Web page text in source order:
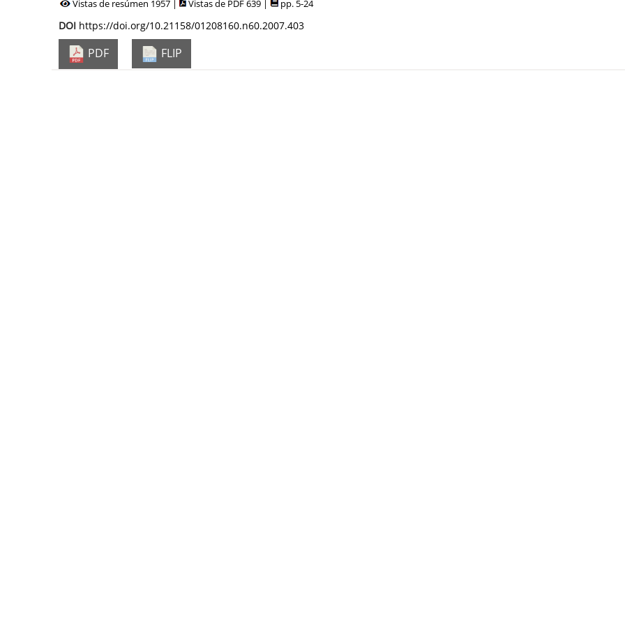
Vistas de resúmen 1957 | Vistas de PDF 639 | pp. 5-24
DOI https://doi.org/10.21158/01208160.n60.2007.403
PDF FLIP